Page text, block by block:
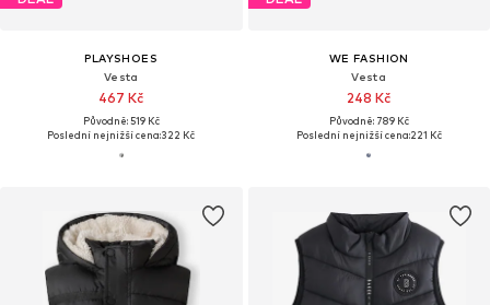
PLAYSHOES
Vesta
467 Kč
Původně: 519 Kč
Poslední nejnižší cena:322 Kč
WE FASHION
Vesta
248 Kč
Původně: 789 Kč
Poslední nejnižší cena:221 Kč